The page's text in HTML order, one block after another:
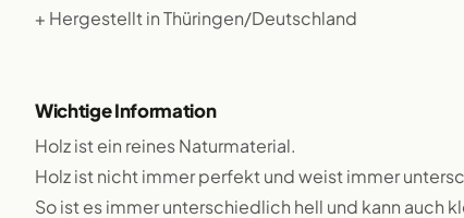
+ Hergestellt in Thüringen/Deutschland
Wichtige Information
Holz ist ein reines Naturmaterial.
Holz ist nicht immer perfekt und weist immer
So ist es immer unterschiedlich hell und kann auch